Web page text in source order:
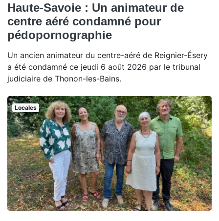
Haute-Savoie : Un animateur de
centre aéré condamné pour
pédopornographie
Un ancien animateur du centre-aéré de Reignier-Ésery
a été condamné ce jeudi 6 août 2026 par le tribunal
judiciaire de Thonon-les-Bains.
Locales